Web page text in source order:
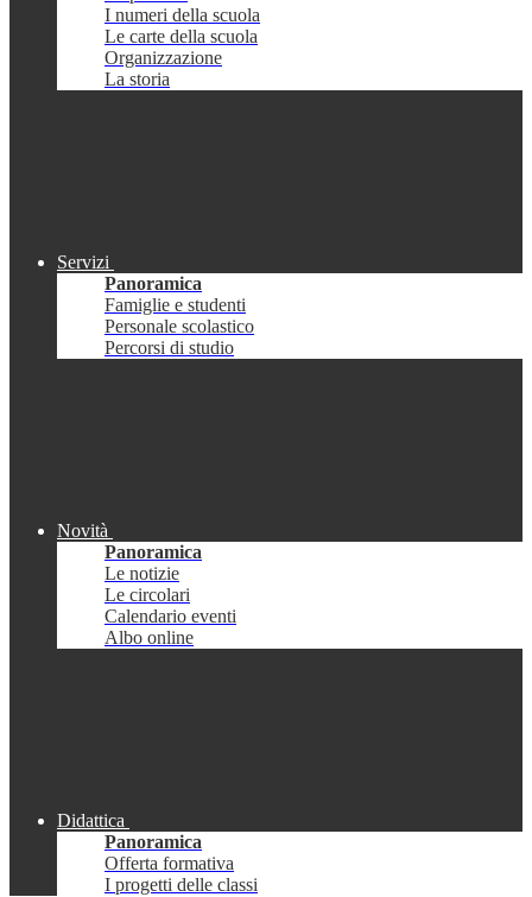
I numeri della scuola
Le carte della scuola
Organizzazione
La storia
Servizi
Panoramica
Famiglie e studenti
Personale scolastico
Percorsi di studio
Novità
Panoramica
Le notizie
Le circolari
Calendario eventi
Albo online
Didattica
Panoramica
Offerta formativa
I progetti delle classi